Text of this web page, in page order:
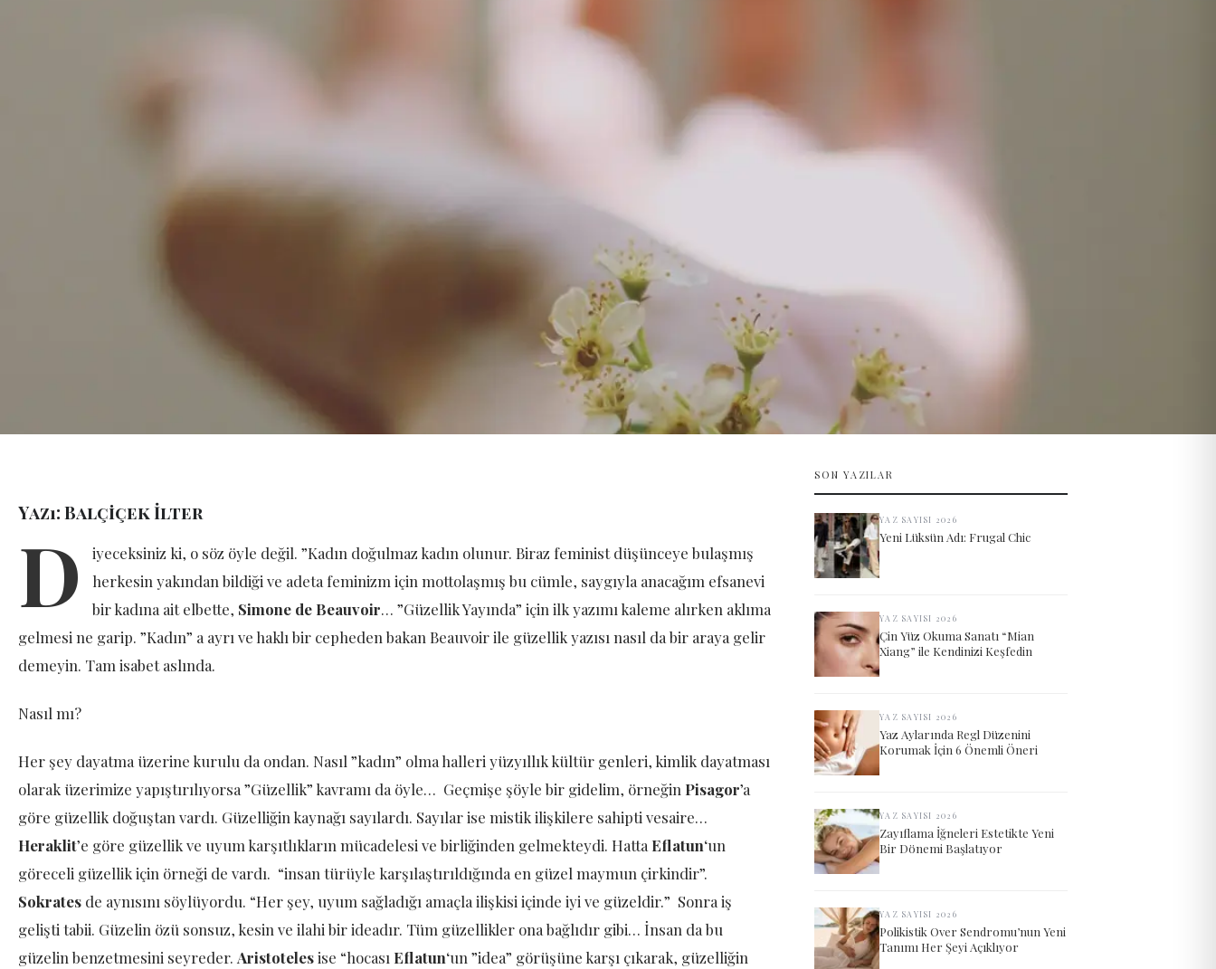
Yazı: Balçiçek İlter
D
iyeceksiniz ki, o söz öyle değil. ”Kadın doğulmaz kadın olunur. Biraz feminist düşünceye bulaşmış
herkesin yakından bildiği ve adeta feminizm için mottolaşmış bu cümle, saygıyla anacağım efsanevi
bir kadına ait elbette, Simone de Beauvoir… ”Güzellik Yayında” için ilk yazımı kaleme alırken aklıma
gelmesi ne garip. ”Kadın” a ayrı ve haklı bir cepheden bakan Beauvoir ile güzellik yazısı nasıl da bir araya gelir
demeyin. Tam isabet aslında.
Nasıl mı?
Her şey dayatma üzerine kurulu da ondan. Nasıl ”kadın” olma halleri yüzyıllık kültür genleri, kimlik dayatması
olarak üzerimize yapıştırılıyorsa ”Güzellik” kavramı da öyle… Geçmişe şöyle bir gidelim, örneğin Pisagor’a
göre güzellik doğuştan vardı. Güzelliğin kaynağı sayılardı. Sayılar ise mistik ilişkilere sahipti vesaire…
Heraklit’e göre güzellik ve uyum karşıtlıkların mücadelesi ve birliğinden gelmekteydi. HattaEflatun‘un
göreceli güzellik için örneği de vardı. “insan türüyle karşılaştırıldığında en güzel maymun çirkindir”.
Sokrates de aynısını söylüyordu. “Her şey, uyum sağladığı amaçla ilişkisi içinde iyi ve güzeldir.” Sonra iş
gelişti tabii. Güzelin özü sonsuz, kesin ve ilahi bir ideadır. Tüm güzellikler ona bağlıdır gibi… İnsan da bu
güzelin benzetmesini seyreder. Aristotelesise “hocası Eflatun‘un ”idea” görüşüne karşı çıkarak, güzelliğin
SON YAZILAR
YAZ SAYISI 2026
Yeni Lüksün Adı: Frugal Chic
YAZ SAYISI 2026
Çin Yüz Okuma Sanatı “Mian
Xiang” ile Kendinizi Keşfedin
YAZ SAYISI 2026
Yaz Aylarında Regl Düzenini
Korumak İçin 6 Önemli Öneri
YAZ SAYISI 2026
Zayıflama İğneleri Estetikte Yeni
Bir Dönemi Başlatıyor
YAZ SAYISI 2026
Polikistik Over Sendromu’nun Yeni
Tanımı Her Şeyi Açıklıyor